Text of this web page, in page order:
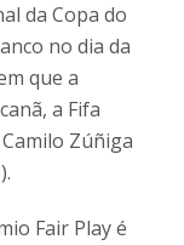
da Copa do
no dia da
que a
a Fifa
Zúñiga
Fair Play é